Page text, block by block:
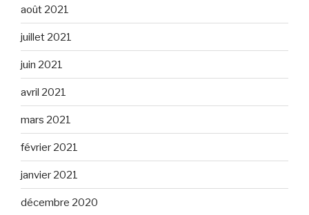
août 2021
juillet 2021
juin 2021
avril 2021
mars 2021
février 2021
janvier 2021
décembre 2020